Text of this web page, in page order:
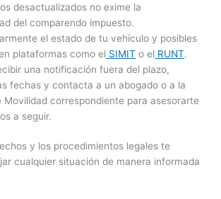
desactualizados no exime la
del comparendo impuesto.
el estado de tu vehículo y posibles
plataformas como el SIMIT o el RUNT.
una notificación fuera del plazo,
fechas y contacta a un abogado o a la
Movilidad correspondiente para asesorarte
a seguir.
y los procedimientos legales te
cualquier situación de manera informada